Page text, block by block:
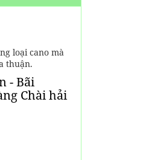
loại cano mà
thuận.
- Bãi
Chài hải